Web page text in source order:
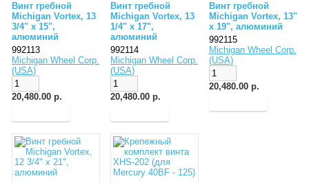
Винт гребной
Michigan Vortex, 13
3/4" x 15",
алюминий
992113
Michigan Wheel Corp.
(USA)
20,480.00 р.
Винт гребной
Michigan Vortex, 13
1/4" x 17",
алюминий
992114
Michigan Wheel Corp.
(USA)
20,480.00 р.
Винт гребной
Michigan Vortex, 13"
x 19", алюминий
992115
Michigan Wheel Corp.
(USA)
20,480.00 р.